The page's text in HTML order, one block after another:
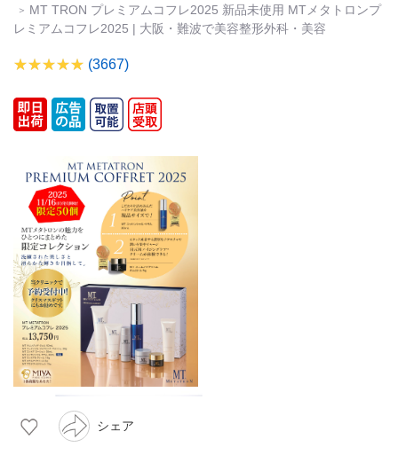
MT TRON プレミアムコフレ2025 新品未使用 MTメタトロンプ
レミアムコフレ2025 | 大阪・難波で美容整形外科・美容
(3667)
シェア